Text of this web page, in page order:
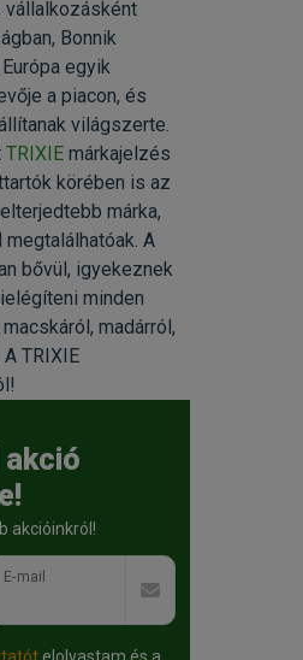
vállalkozásként
Bonnik
egyik
a piacon, és
világszerte.
TRIXIE márkajelzés
körében is az
márka,
A
bővül, igyekeznek
minden
madárról,
TRIXIE
akció
akcióinkról!
E-mail